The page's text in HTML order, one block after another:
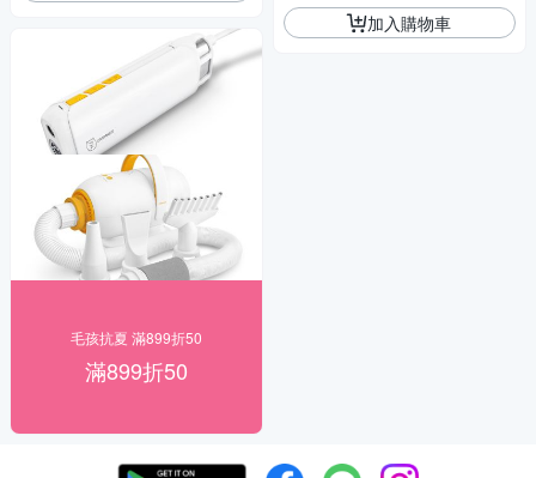
毛孩抗夏 滿899折50
滿899折50
加入購物車